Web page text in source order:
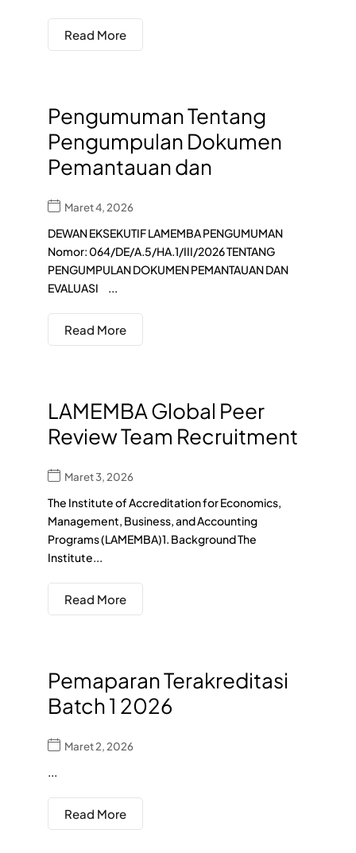
Read More
Pengumuman Tentang
Pengumpulan Dokumen
Pemantauan dan
Maret 4, 2026
DEWAN EKSEKUTIF LAMEMBA PENGUMUMAN
Nomor: 064/DE/A.5/HA.1/III/2026 TENTANG
PENGUMPULAN DOKUMEN PEMANTAUAN DAN
EVALUASI ...
Read More
LAMEMBA Global Peer
Review Team Recruitment
Maret 3, 2026
The Institute of Accreditation for Economics,
Management, Business, and Accounting
Programs (LAMEMBA)1. Background The
Institute...
Read More
Pemaparan Terakreditasi
Batch 1 2026
Maret 2, 2026
...
Read More